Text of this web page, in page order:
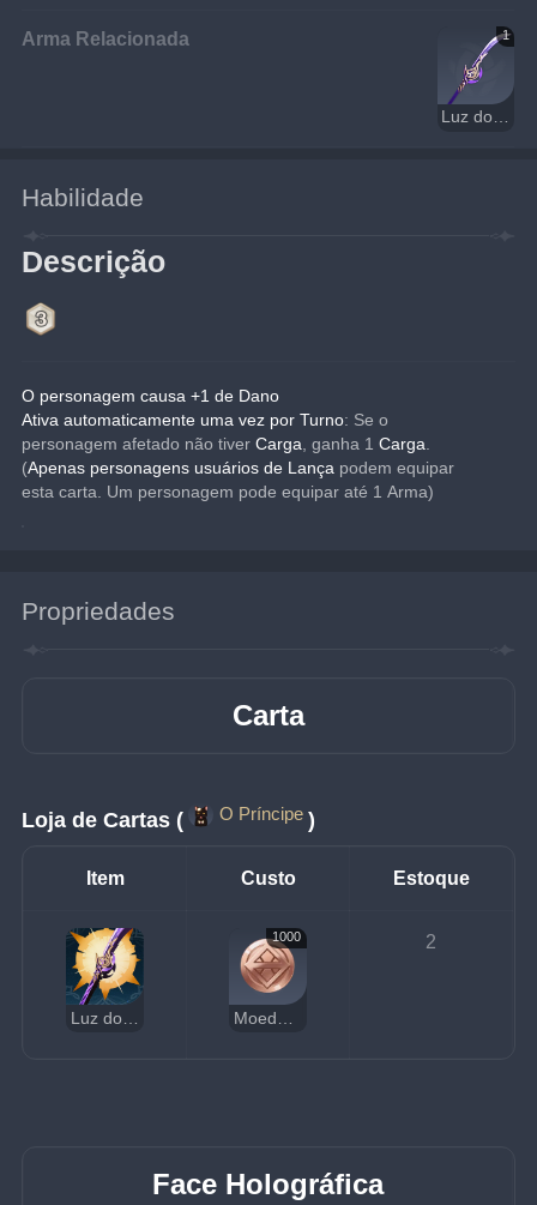
Arma Relacionada 1
Luz do Cortador de Grama
Habilidade
Descrição
O personagem causa +1 de Dano
Ativa automaticamente uma vez por Turno: Se o
personagem afetado não tiver Carga , ganha 1 Carga
(Apenas personagens usuários de Lança podem equipar
esta carta. Um personagem pode equipar até 1 Arma)
Propriedades
Carta
Loja de Cartas ( O Príncipe )
Item Custo Estoque
1000 2
Face Holográfica